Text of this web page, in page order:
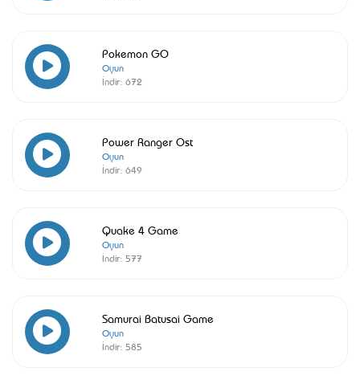
Pokemon GO
Oyun
İndir: 672
Power Ranger Ost
Oyun
İndir: 649
Quake 4 Game
Oyun
İndir: 577
Samurai Batusai Game
Oyun
İndir: 585